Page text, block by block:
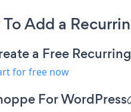
Add a
a Free
for free now
For WordPress